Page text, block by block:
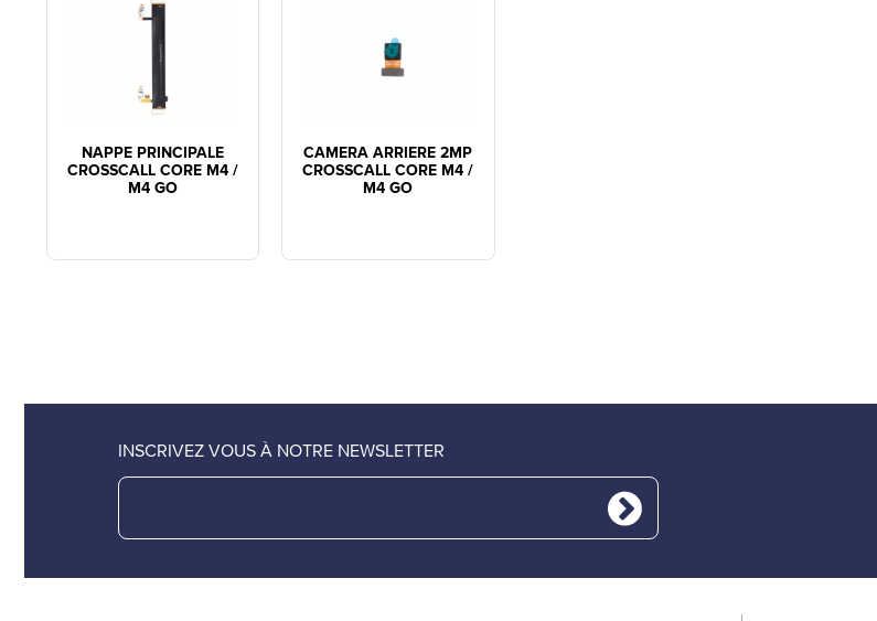
NAPPE PRINCIPALE
CROSSCALL CORE M4 /
M4 GO
CAMERA ARRIERE 2MP
CROSSCALL CORE M4 /
M4 GO
INSCRIVEZ VOUS À NOTRE NEWSLETTER